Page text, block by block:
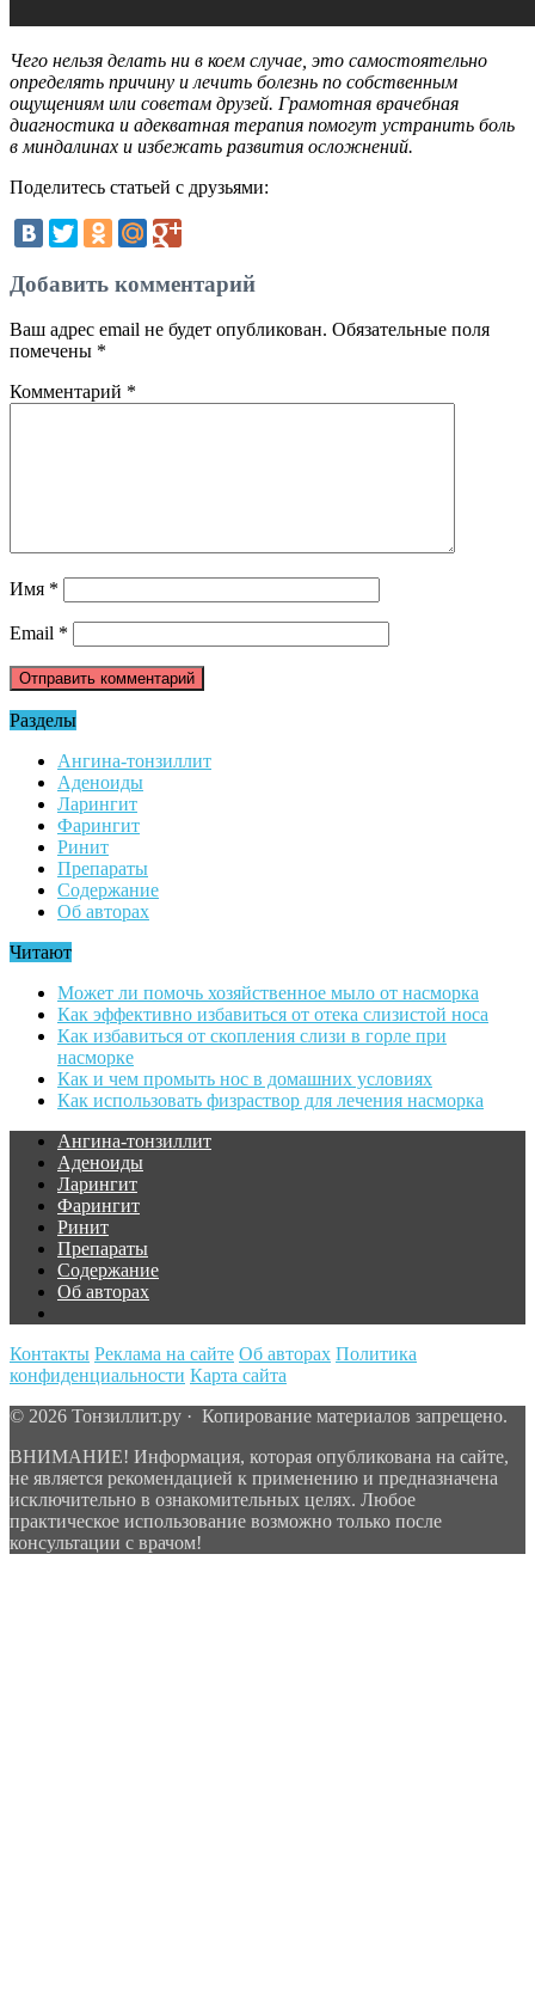
Чего нельзя делать ни в коем случае, это самостоятельно
определять причину и лечить болезнь по собственным
ощущениям или советам друзей. Грамотная врачебная
диагностика и адекватная терапия помогут устранить боль
в миндалинах и избежать развития осложнений.
Поделитесь статьей с друзьями:
Добавить комментарий
Ваш адрес email не будет опубликован. Обязательные поля
помечены *
Комментарий *
Имя *
Email *
Разделы
Ангина-тонзиллит
Аденоиды
Ларингит
Фарингит
Ринит
Препараты
Содержание
Об авторах
Читают
Может ли помочь хозяйственное мыло от насморка
Как эффективно избавиться от отека слизистой носа
Как избавиться от скопления слизи в горле при
насморке
Как и чем промыть нос в домашних условиях
Как использовать физраствор для лечения насморка
Ангина-тонзиллит
Аденоиды
Ларингит
Фарингит
Ринит
Препараты
Содержание
Об авторах
Контакты Реклама на сайте Об авторах Политика
конфиденциальности Карта сайта
© 2026 Тонзиллит.ру · Копирование материалов запрещено.
ВНИМАНИЕ! Информация, которая опубликована на сайте,
не является рекомендацией к применению и предназначена
исключительно в ознакомительных целях. Любое
практическое использование возможно только после
консультации с врачом!